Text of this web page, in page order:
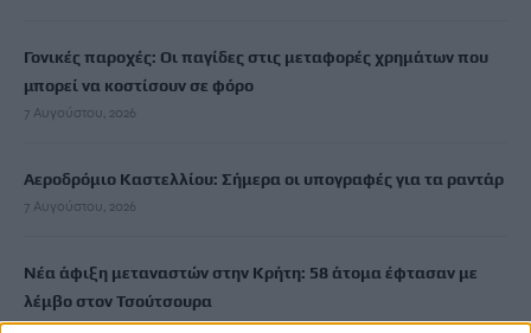
Γονικές παροχές: Οι παγίδες στις μεταφορές χρημάτων που
μπορεί να κοστίσουν σε φόρο
7 Αυγούστου, 2026
Αεροδρόμιο Καστελλίου: Σήμερα οι υπογραφές για τα ραντάρ
7 Αυγούστου, 2026
Νέα άφιξη μεταναστών στην Κρήτη: 58 άτομα έφτασαν με
λέμβο στον Τσούτσουρα
7 Αυγούστου, 2026